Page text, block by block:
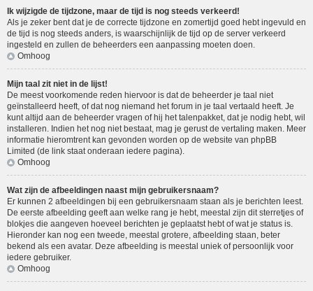
Ik wijzigde de tijdzone, maar de tijd is nog steeds verkeerd!
Als je zeker bent dat je de correcte tijdzone en zomertijd goed hebt ingevuld en
de tijd is nog steeds anders, is waarschijnlijk de tijd op de server verkeerd
ingesteld en zullen de beheerders een aanpassing moeten doen.
Omhoog
Mijn taal zit niet in de lijst!
De meest voorkomende reden hiervoor is dat de beheerder je taal niet
geïnstalleerd heeft, of dat nog niemand het forum in je taal vertaald heeft. Je
kunt altijd aan de beheerder vragen of hij het talenpakket, dat je nodig hebt, wil
installeren. Indien het nog niet bestaat, mag je gerust de vertaling maken. Meer
informatie hieromtrent kan gevonden worden op de website van phpBB
Limited (de link staat onderaan iedere pagina).
Omhoog
Wat zijn de afbeeldingen naast mijn gebruikersnaam?
Er kunnen 2 afbeeldingen bij een gebruikersnaam staan als je berichten leest.
De eerste afbeelding geeft aan welke rang je hebt, meestal zijn dit sterretjes of
blokjes die aangeven hoeveel berichten je geplaatst hebt of wat je status is.
Hieronder kan nog een tweede, meestal grotere, afbeelding staan, beter
bekend als een avatar. Deze afbeelding is meestal uniek of persoonlijk voor
iedere gebruiker.
Omhoog